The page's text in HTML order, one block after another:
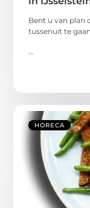
Bent u van plan
tussenuit te
HORECA